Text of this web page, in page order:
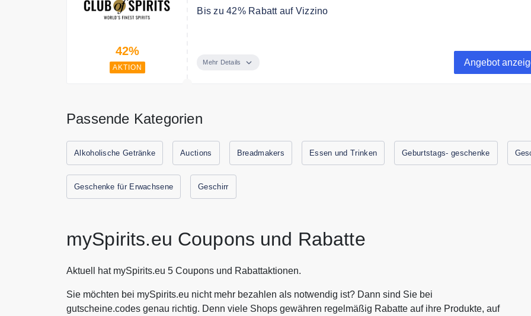
42%
AKTION
Bis zu 42% Rabatt auf Vizzino
Mehr Details Angebot
Passende Kategorien
Alkoholische Getränke Auctions Breadmakers Essen und Trinken Geburtstags- geschenke
Geschenke für Erwachsene Geschirr
mySpirits.eu Coupons und Rabatte
Aktuell hat mySpirits.eu 5 Coupons und Rabattaktionen.
Sie möchten bei mySpirits.eu nicht mehr bezahlen als notwendig ist? Dann sind Sie bei
gutscheine.codes genau richtig. Denn viele Shops gewähren regelmäßig Rabatte auf ihre Produkte, auf